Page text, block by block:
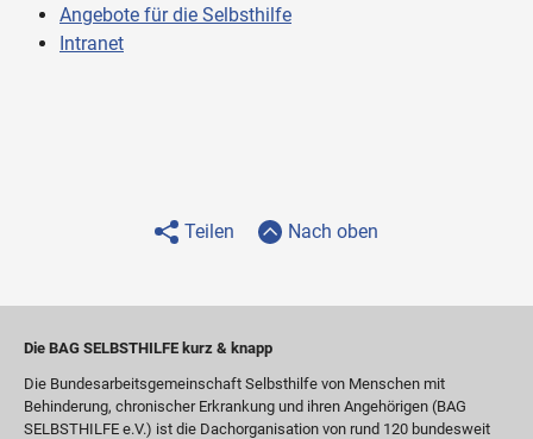
Angebote für die Selbsthilfe
Intranet
Teilen Nach oben
Die BAG SELBSTHILFE kurz & knapp
Die Bundesarbeitsgemeinschaft Selbsthilfe von Menschen mit
Behinderung, chronischer Erkrankung und ihren Angehörigen (BAG
SELBSTHILFE e.V.) ist die Dachorganisation von rund 120 bundesweit